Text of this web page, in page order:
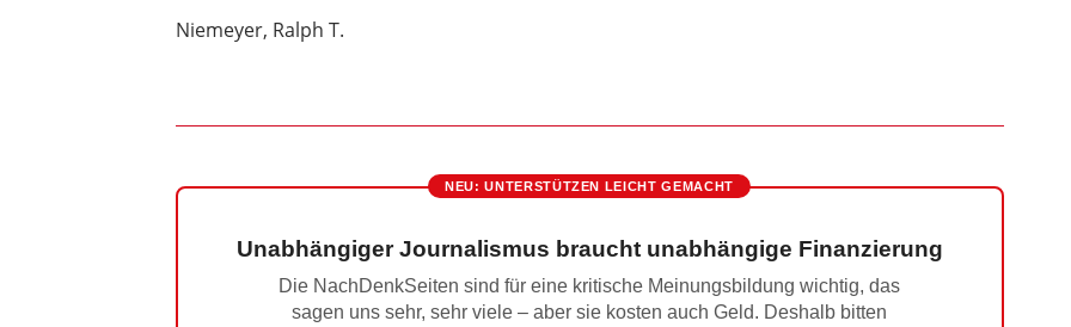
Niemeyer, Ralph T.
NEU: UNTERSTÜTZEN LEICHT GEMACHT
Unabhängiger Journalismus braucht unabhängige Finanzierung
Die NachDenkSeiten sind für eine kritische Meinungsbildung wichtig, das
sagen uns sehr, sehr viele – aber sie kosten auch Geld. Deshalb bitten